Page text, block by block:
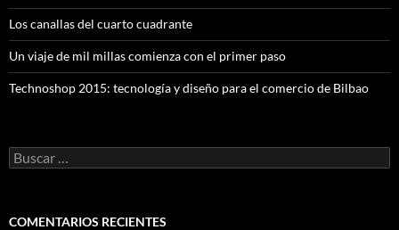
Los canallas del cuarto cuadrante
Un viaje de mil millas comienza con el primer paso
Technoshop 2015: tecnología y diseño para el comercio de Bilbao
Buscar:
COMENTARIOS RECIENTES